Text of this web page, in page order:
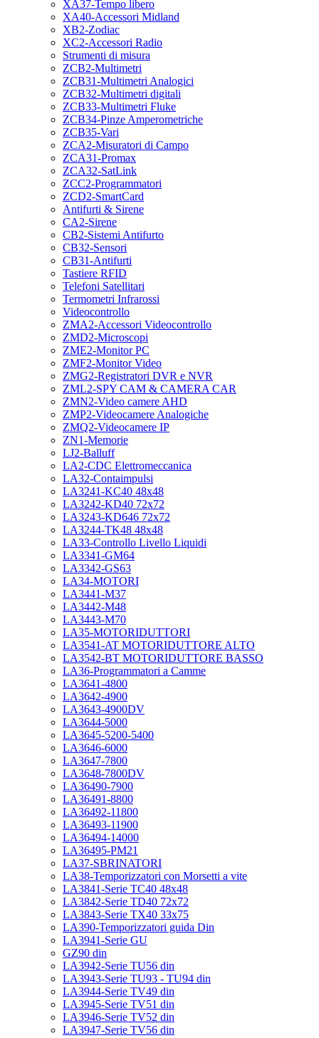
XA37-Tempo libero
XA40-Accessori Midland
XB2-Zodiac
XC2-Accessori Radio
Strumenti di misura
ZCB2-Multimetri
ZCB31-Multimetri Analogici
ZCB32-Multimetri digitali
ZCB33-Multimetri Fluke
ZCB34-Pinze Amperometriche
ZCB35-Vari
ZCA2-Misuratori di Campo
ZCA31-Promax
ZCA32-SatLink
ZCC2-Programmatori
ZCD2-SmartCard
Antifurti & Sirene
CA2-Sirene
CB2-Sistemi Antifurto
CB32-Sensori
CB31-Antifurti
Tastiere RFID
Telefoni Satellitari
Termometri Infrarossi
Videocontrollo
ZMA2-Accessori Videocontrollo
ZMD2-Microscopi
ZME2-Monitor PC
ZMF2-Monitor Video
ZMG2-Registratori DVR e NVR
ZML2-SPY CAM & CAMERA CAR
ZMN2-Video camere AHD
ZMP2-Videocamere Analogiche
ZMQ2-Videocamere IP
ZN1-Memorie
LJ2-Balluff
LA2-CDC Elettromeccanica
LA32-Contaimpulsi
LA3241-KC40 48x48
LA3242-KD40 72x72
LA3243-KD646 72x72
LA3244-TK48 48x48
LA33-Controllo Livello Liquidi
LA3341-GM64
LA3342-GS63
LA34-MOTORI
LA3441-M37
LA3442-M48
LA3443-M70
LA35-MOTORIDUTTORI
LA3541-AT MOTORIDUTTORE ALTO
LA3542-BT MOTORIDUTTORE BASSO
LA36-Programmatori a Camme
LA3641-4800
LA3642-4900
LA3643-4900DV
LA3644-5000
LA3645-5200-5400
LA3646-6000
LA3647-7800
LA3648-7800DV
LA36490-7900
LA36491-8800
LA36492-11800
LA36493-11900
LA36494-14000
LA36495-PM21
LA37-SBRINATORI
LA38-Temporizzatori con Morsetti a vite
LA3841-Serie TC40 48x48
LA3842-Serie TD40 72x72
LA3843-Serie TX40 33x75
LA390-Temporizzatori guida Din
LA3941-Serie GU
GZ90 din
LA3942-Serie TU56 din
LA3943-Serie TU93 - TU94 din
LA3944-Serie TV49 din
LA3945-Serie TV51 din
LA3946-Serie TV52 din
LA3947-Serie TV56 din